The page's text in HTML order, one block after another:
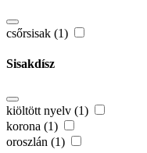
csőrsisak (1)
Sisakdísz
kiöltött nyelv (1)
korona (1)
oroszlán (1)